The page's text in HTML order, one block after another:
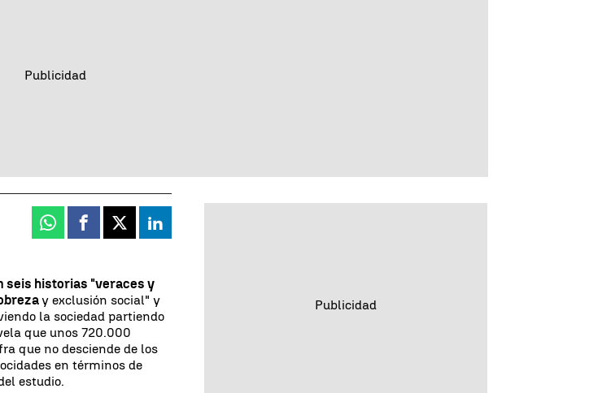
Whatsapp
Facebook
X Linkedin
seis historias "veraces y
y exclusión social" y
la sociedad partiendo
que unos 720.000
que no desciende de los
en términos de
estudio.